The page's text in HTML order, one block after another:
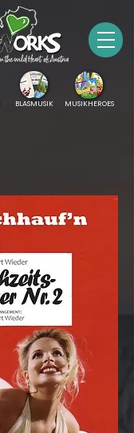
BLASMUSIK MUSIKHEROES